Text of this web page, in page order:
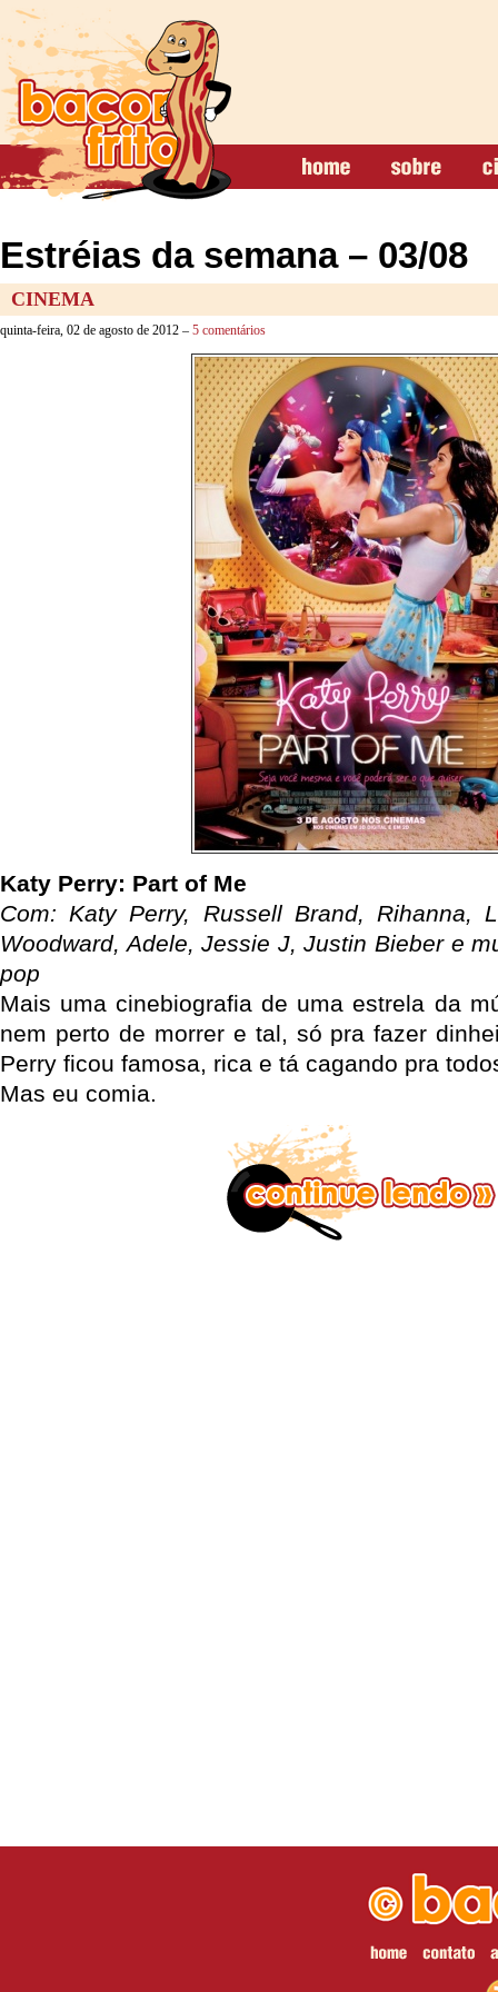
Estréias da semana – 03/08
CINEMA
quinta-feira, 02 de agosto de 2012 – 5 comentários
Katy Perry: Part of Me
Com: Katy Perry, Russell Brand, Rihanna,
Woodward, Adele, Jessie J, Justin Bieber e
pop
Mais uma cinebiografia de uma estrela da
nem perto de morrer e tal, só pra fazer
Perry ficou famosa, rica e tá cagando pra
Mas eu comia.